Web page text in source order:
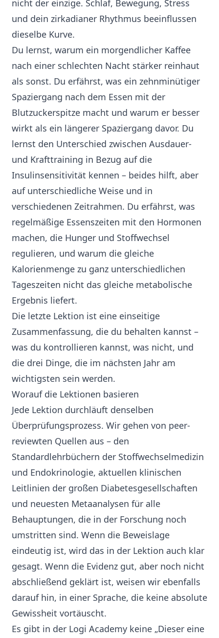
nicht der einzige. Schlaf, Bewegung, Stress
und dein zirkadianer Rhythmus beeinflussen
dieselbe Kurve.
Du lernst, warum ein morgendlicher Kaffee
nach einer schlechten Nacht stärker reinhaut
als sonst. Du erfährst, was ein zehnminütiger
Spaziergang nach dem Essen mit der
Blutzuckerspitze macht und warum er besser
wirkt als ein längerer Spaziergang davor. Du
lernst den Unterschied zwischen Ausdauer-
und Krafttraining in Bezug auf die
Insulinsensitivität kennen – beides hilft, aber
auf unterschiedliche Weise und in
verschiedenen Zeitrahmen. Du erfährst, was
regelmäßige Essenszeiten mit den Hormonen
machen, die Hunger und Stoffwechsel
regulieren, und warum die gleiche
Kalorienmenge zu ganz unterschiedlichen
Tageszeiten nicht das gleiche metabolische
Ergebnis liefert.
Die letzte Lektion ist eine einseitige
Zusammenfassung, die du behalten kannst –
was du kontrollieren kannst, was nicht, und
die drei Dinge, die im nächsten Jahr am
wichtigsten sein werden.
Worauf die Lektionen basieren
Jede Lektion durchläuft denselben
Überprüfungsprozess. Wir gehen von peer-
reviewten Quellen aus – den
Standardlehrbüchern der Stoffwechselmedizin
und Endokrinologie, aktuellen klinischen
Leitlinien der großen Diabetesgesellschaften
und neuesten Metaanalysen für alle
Behauptungen, die in der Forschung noch
umstritten sind. Wenn die Beweislage
eindeutig ist, wird das in der Lektion auch klar
gesagt. Wenn die Evidenz gut, aber noch nicht
abschließend geklärt ist, weisen wir ebenfalls
darauf hin, in einer Sprache, die keine absolute
Gewissheit vortäuscht.
Es gibt in der Logi Academy keine „Dieser eine